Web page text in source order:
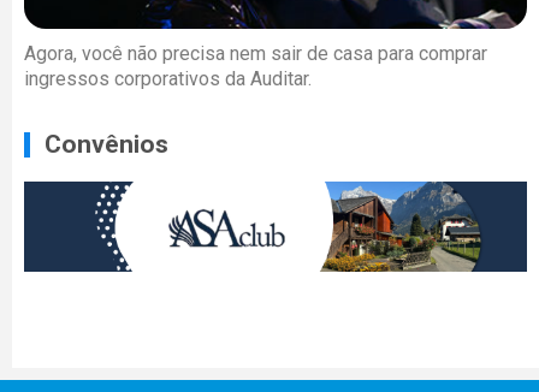
Agora, você não precisa nem sair de casa para comprar
ingressos corporativos da Auditar.
Convênios